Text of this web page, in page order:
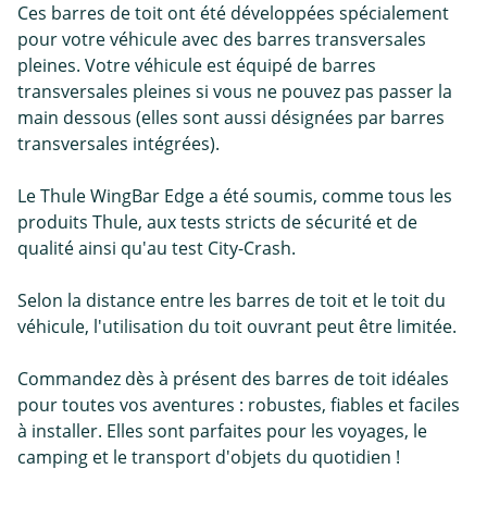
Ces barres de toit ont été développées spécialement
pour votre véhicule avec des barres transversales
pleines. Votre véhicule est équipé de barres
transversales pleines si vous ne pouvez pas passer la
main dessous (elles sont aussi désignées par barres
transversales intégrées).
Le Thule WingBar Edge a été soumis, comme tous les
produits Thule, aux tests stricts de sécurité et de
qualité ainsi qu'au test City-Crash.
Selon la distance entre les barres de toit et le toit du
véhicule, l'utilisation du toit ouvrant peut être limitée.
Commandez dès à présent des barres de toit idéales
pour toutes vos aventures : robustes, fiables et faciles
à installer. Elles sont parfaites pour les voyages, le
camping et le transport d'objets du quotidien !